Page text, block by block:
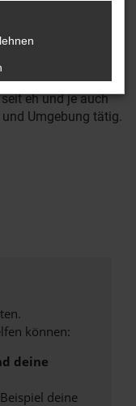
Sie sich für Ihre
Neuwagen
ein attraktives
Jahren Partner
Experte für
eh und je auch
Umgebung tätig.
können:
deine
deine